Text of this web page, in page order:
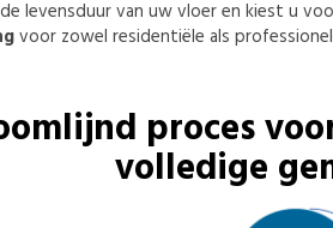
levensduur van uw vloer en kiest u
voor zowel residentiële als
proces
volledige